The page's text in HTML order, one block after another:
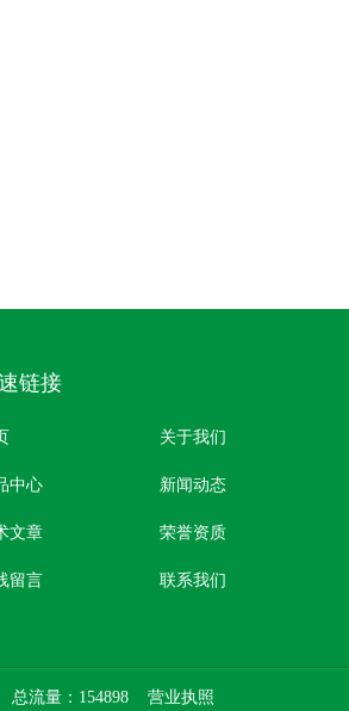
链接
关于我们
中心 新闻动态
文章 荣誉资质
留言 联系我们
总流量：154898 营业执照